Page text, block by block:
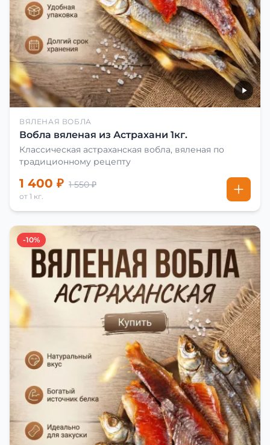
ВЯЛЕНАЯ ВОБЛА
Вобла вяленая из Астрахани 1кг.
Классическая астраханская вобла, вяленая по
традиционному рецепту
1 400 ₽ 1 550 ₽
от 1 кг.
-10%